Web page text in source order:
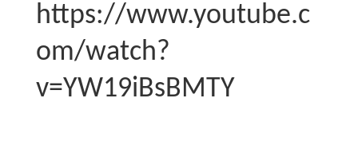
https://www.youtube.c
om/watch?
v=YW19iBsBMTY